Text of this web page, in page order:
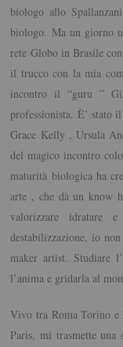
biologo allo
biologo. Ma un giorno
rete Globo in Brasile
il trucco con la mia
incontro il “guru ”
professionista. È’ stato
Grace Kelly , Ursula
del magico incontro
maturità biologica ha
arte , che dà un know
valorizzare idratare
destabilizzazione, io
maker artist. Studiare
l’anima e gridarla al
Vivo tra Roma Torino e
Paris, mi trasmette